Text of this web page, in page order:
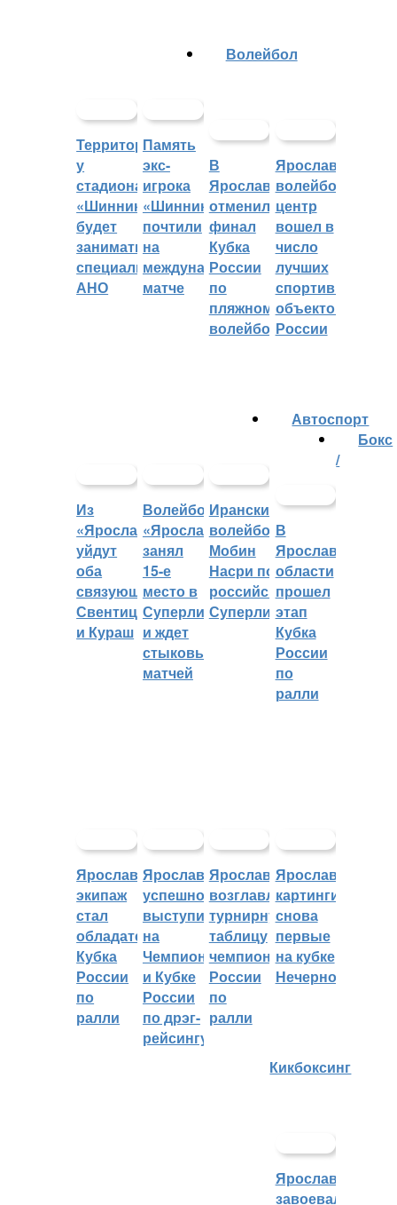
Территорией
у
стадиона
«Шинник»
будет
заниматься
специальное
АНО
Память
экс-
игрока
«Шинника»
почтили
на
международном
матче
Волейбол
В
Ярославле
отменили
финал
Кубка
России
по
пляжному
волейболу
Ярославский
волейбольный
центр
вошел в
число
лучших
спортивных
объектов
России
Из
«Ярославича»
уйдут
оба
связующих:
Свентицкис
и Кураш
Волейбольный
«Ярославич»
занял
15-е
место в
Суперлиге
и ждет
стыковых
матчей
Иранский
волейболист
Мобин
Насри покинет
российскую
Суперлигу
Автоспорт
В
Ярославской
области
прошел
этап
Кубка
России
по
ралли
Ярославский
экипаж
стал
обладателем
Кубка
России
по
ралли
Ярославцы
успешно
выступили
на
Чемпионате
и Кубке
России
по дрэг-
рейсингу
Ярославцы
возглавляют
турнирную
таблицу
чемпионата
России
по
ралли
Ярославские
картингисты
снова
первые
на кубке
Нечерноземья
Бокс
/
Кикбоксинг
Ярославцы
завоевали